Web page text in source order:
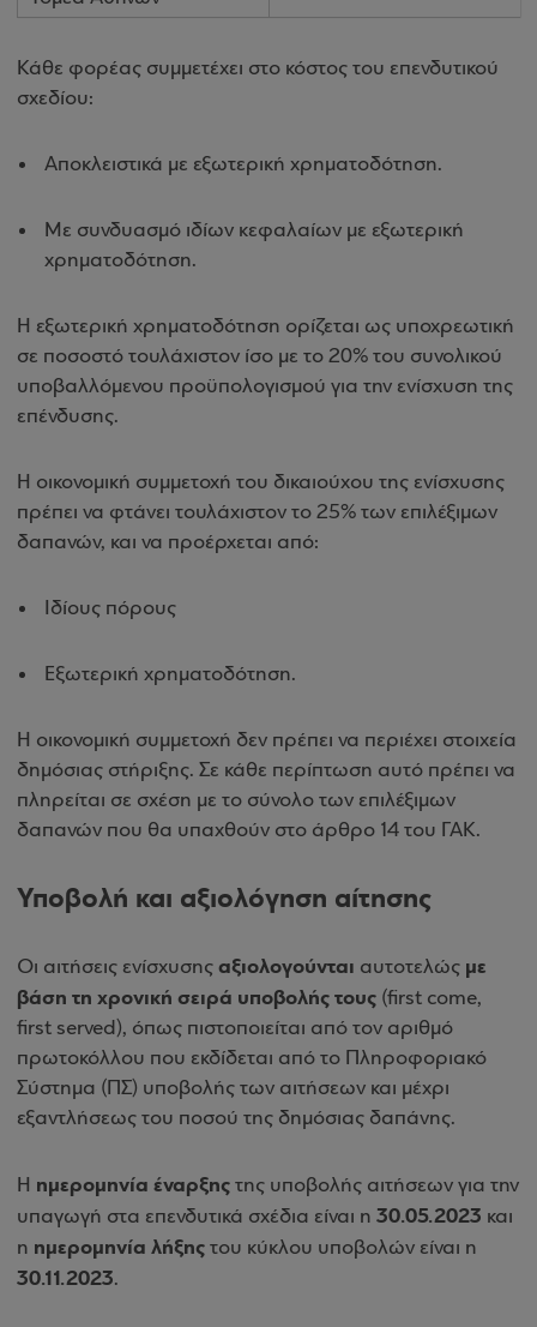
Κάθε φορέας συμμετέχει στο κόστος του επενδυτικού
σχεδίου:
Αποκλειστικά με εξωτερική χρηματοδότηση.
Με συνδυασμό ιδίων κεφαλαίων με εξωτερική
χρηματοδότηση.
Η εξωτερική χρηματοδότηση ορίζεται ως υποχρεωτική
σε ποσοστό τουλάχιστον ίσο με το 20% του συνολικού
υποβαλλόμενου προϋπολογισμού για την ενίσχυση της
επένδυσης.
Η οικονομική συμμετοχή του δικαιούχου της ενίσχυσης
πρέπει να φτάνει τουλάχιστον το 25% των επιλέξιμων
δαπανών, και να προέρχεται από:
Ιδίους πόρους
Εξωτερική χρηματοδότηση.
Η οικονομική συμμετοχή δεν πρέπει να περιέχει στοιχεία
δημόσιας στήριξης. Σε κάθε περίπτωση αυτό πρέπει να
πληρείται σε σχέση με το σύνολο των επιλέξιμων
δαπανών που θα υπαχθούν στο άρθρο 14 του ΓΑΚ.
Υποβολή και αξιολόγηση αίτησης
Οι αιτήσεις ενίσχυσης αξιολογούνται αυτοτελώς με
βάση τη χρονική σειρά υποβολής τους (first come,
first served), όπως πιστοποιείται από τον αριθμό
πρωτοκόλλου που εκδίδεται από το Πληροφοριακό
Σύστημα (ΠΣ) υποβολής των αιτήσεων και μέχρι
εξαντλήσεως του ποσού της δημόσιας δαπάνης.
Η ημερομηνία έναρξης της υποβολής αιτήσεων για την
υπαγωγή στα επενδυτικά σχέδια είναι η 30.05.2023 και
η ημερομηνία λήξης του κύκλου υποβολών είναι η
30.11.2023.